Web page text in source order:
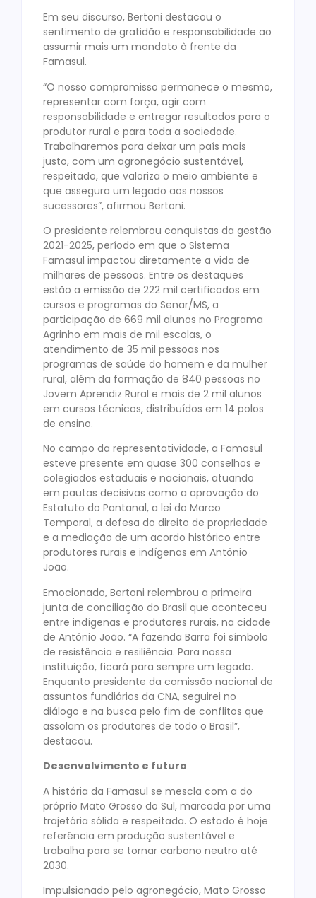
Em seu discurso, Bertoni destacou o
sentimento de gratidão e responsabilidade ao
assumir mais um mandato à frente da
Famasul.
“O nosso compromisso permanece o mesmo,
representar com força, agir com
responsabilidade e entregar resultados para o
produtor rural e para toda a sociedade.
Trabalharemos para deixar um país mais
justo, com um agronegócio sustentável,
respeitado, que valoriza o meio ambiente e
que assegura um legado aos nossos
sucessores”, afirmou Bertoni.
O presidente relembrou conquistas da gestão
2021-2025, período em que o Sistema
Famasul impactou diretamente a vida de
milhares de pessoas. Entre os destaques
estão a emissão de 222 mil certificados em
cursos e programas do Senar/MS, a
participação de 669 mil alunos no Programa
Agrinho em mais de mil escolas, o
atendimento de 35 mil pessoas nos
programas de saúde do homem e da mulher
rural, além da formação de 840 pessoas no
Jovem Aprendiz Rural e mais de 2 mil alunos
em cursos técnicos, distribuídos em 14 polos
de ensino.
No campo da representatividade, a Famasul
esteve presente em quase 300 conselhos e
colegiados estaduais e nacionais, atuando
em pautas decisivas como a aprovação do
Estatuto do Pantanal, a lei do Marco
Temporal, a defesa do direito de propriedade
e a mediação de um acordo histórico entre
produtores rurais e indígenas em Antônio
João.
Emocionado, Bertoni relembrou a primeira
junta de conciliação do Brasil que aconteceu
entre indígenas e produtores rurais, na cidade
de Antônio João. “A fazenda Barra foi símbolo
de resistência e resiliência. Para nossa
instituição, ficará para sempre um legado.
Enquanto presidente da comissão nacional de
assuntos fundiários da CNA, seguirei no
diálogo e na busca pelo fim de conflitos que
assolam os produtores de todo o Brasil”,
destacou.
Desenvolvimento e futuro
A história da Famasul se mescla com a do
próprio Mato Grosso do Sul, marcada por uma
trajetória sólida e respeitada. O estado é hoje
referência em produção sustentável e
trabalha para se tornar carbono neutro até
2030.
Impulsionado pelo agronegócio, Mato Grosso